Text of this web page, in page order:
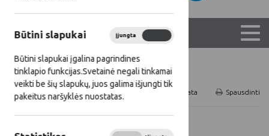
Būtini slapukai Įjungta
Būtini slapukai įgalina pagrindines
tinklapio funkcijas.Svetainė negali tinkamai
veikti be šių slapukų, juos galima išjungti tik
pakeitus naršyklės nuostatas.
Titulinis Naujienos
Spausdinti
Naujienų prenumerata